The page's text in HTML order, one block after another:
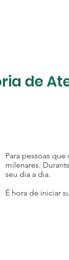
de
Para pessoas
milenares.
seu dia a dia.
É hora de iniciar